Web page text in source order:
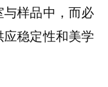
样品中，而必
稳定性和美学